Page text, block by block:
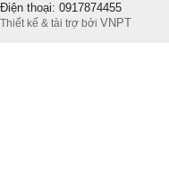
Điện thoại: 0917874455
Thiết kế & tài trợ bởi VNPT